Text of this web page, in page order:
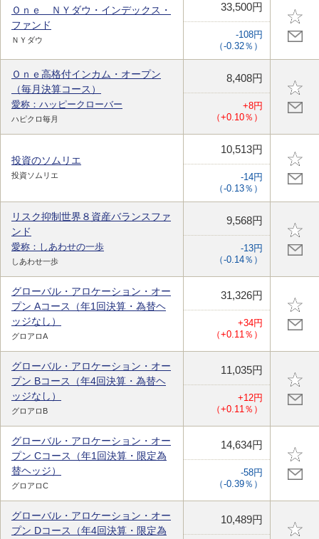
Ｏｎｅ ＮＹダウ・インデックス・
ファンド
ＮＹダウ
33,500円
-108円
（-0.32％）
Ｏｎｅ高格付インカム・オープン
（毎月決算コース）
愛称：ハッピークローバー
ハピクロ毎月
8,408円
+8円
（+0.10％）
投資のソムリエ
投資ソムリエ
10,513円
-14円
（-0.13％）
リスク抑制世界８資産バランスファ
ンド
愛称：しあわせの一歩
しあわせ一歩
9,568円
-13円
（-0.14％）
グローバル・アロケーション・オー
プン Aコース（年1回決算・為替ヘ
ッジなし）
グロアロA
31,326円
+34円
（+0.11％）
グローバル・アロケーション・オー
プン Bコース（年4回決算・為替ヘ
ッジなし）
グロアロB
11,035円
+12円
（+0.11％）
グローバル・アロケーション・オー
プン Cコース（年1回決算・限定為
替ヘッジ）
グロアロC
14,634円
-58円
（-0.39％）
グローバル・アロケーション・オー
プン Dコース（年4回決算・限定為
10,489円